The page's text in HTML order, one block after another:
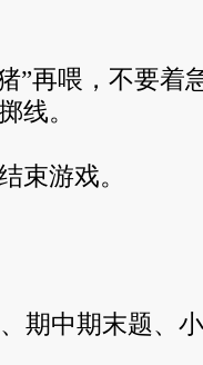
再喂，不要着
线。
游戏。
期中期末题、